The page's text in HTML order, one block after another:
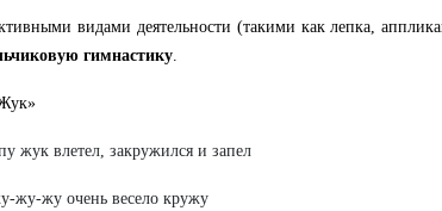
видами деятельности (такими как лепка,
гимнастику.
жук влетел, закружился и запел
жу-жу очень весело кружу